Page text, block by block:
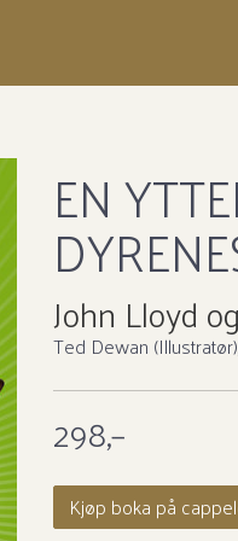
EN
John Lloydog
Ted Dewan (Illustratør)
298,–
Kjøp boka på